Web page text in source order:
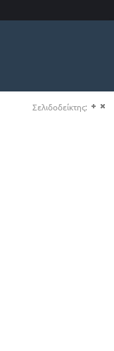
Σελιδοδείκτης: